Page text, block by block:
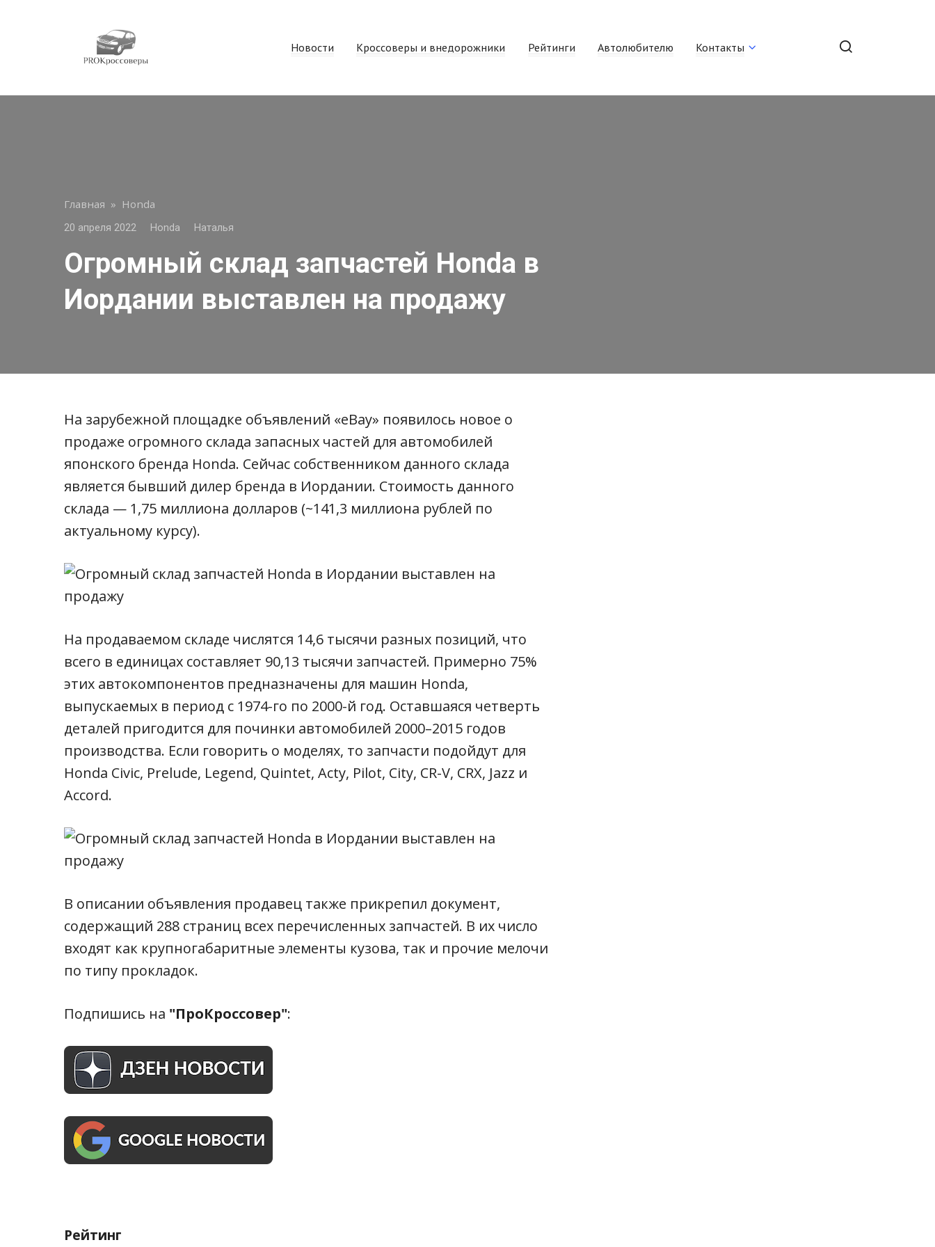
Новости Кроссоверы и внедорожники Рейтинги Автолюбителю Контакты
Главная » Honda
20 апреля 2022 Honda Наталья
Огромный склад запчастей Honda в
Иордании выставлен на продажу
На зарубежной площадке объявлений «eBay» появилось новое о
продаже огромного склада запасных частей для автомобилей
японского бренда Honda. Сейчас собственником данного склада
является бывший дилер бренда в Иордании. Стоимость данного
склада — 1,75 миллиона долларов (~141,3 миллиона рублей по
актуальному курсу).
На продаваемом складе числятся 14,6 тысячи разных позиций, что
всего в единицах составляет 90,13 тысячи запчастей. Примерно 75%
этих автокомпонентов предназначены для машин Honda,
выпускаемых в период с 1974-го по 2000-й год. Оставшаяся четверть
деталей пригодится для починки автомобилей 2000–2015 годов
производства. Если говорить о моделях, то запчасти подойдут для
Honda Civic, Prelude, Legend, Quintet, Acty, Pilot, City, CR-V, CRX, Jazz и
Accord.
В описании объявления продавец также прикрепил документ,
содержащий 288 страниц всех перечисленных запчастей. В их число
входят как крупногабаритные элементы кузова, так и прочие мелочи
по типу прокладок.
Подпишись на "ПроКроссовер":
Рейтинг